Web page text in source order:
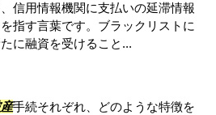
信用情報機関に支払いの延滞情報
指す言葉です。ブラックリストに
に融資を受けること...
手続それぞれ、どのような特徴を